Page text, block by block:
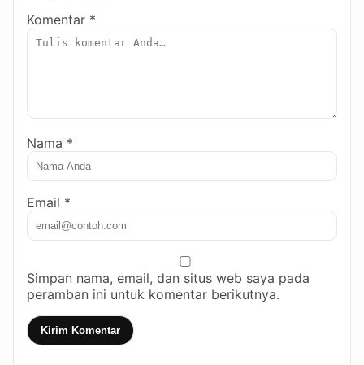
Komentar *
Nama *
Email *
Simpan nama, email, dan situs web saya pada
peramban ini untuk komentar berikutnya.
Kirim Komentar